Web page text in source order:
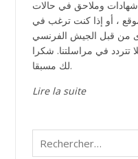
وملاحق في حالات
، أو إذا كنت ترغب في
من قبل الجيش الفرنسي
العاصمة عام 1957 ، فلا تتردد في مراسلتنا. شكرا
لك مسبقا.
Lire la suite
Rechercher :